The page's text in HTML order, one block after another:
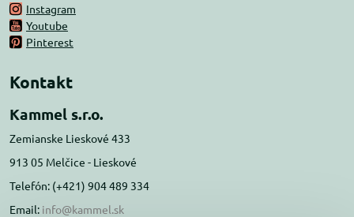
Instagram
Youtube
Pinterest
Kontakt
Kammel s.r.o.
Zemianske Lieskové 433
913 05 Melčice - Lieskové
Telefón: (+421) 904 489 334
Email: info@kammel.sk